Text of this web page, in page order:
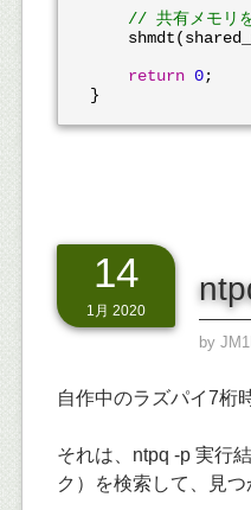
// 共有メモリ
return 0;
14
1月 2020
by
自作中のラズパイ7桁
それは、ntpq -p 実行
ク）を検索して、見